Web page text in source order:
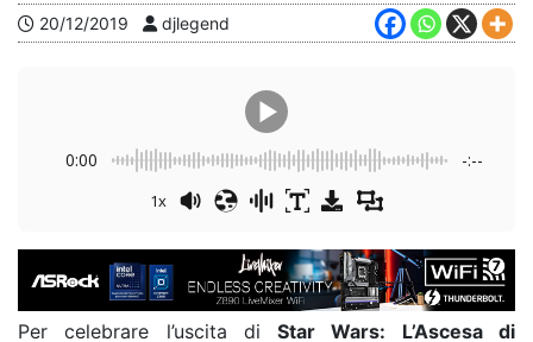
20/12/2019 djlegend
0:00 -:--
1x
Per celebrare l’uscita diStar Wars: L’Ascesa di